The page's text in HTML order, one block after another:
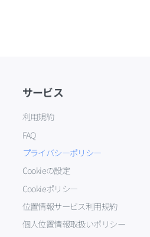
サービス
利用規約
FAQ
プライバシーポリシー
Cookieの設定
Cookieポリシー
位置情報サービス利用規約
個人位置情報取扱いポリシー